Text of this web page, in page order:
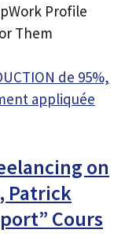
Profile
Them
de 95%,
appliquée
on
Patrick
Cours